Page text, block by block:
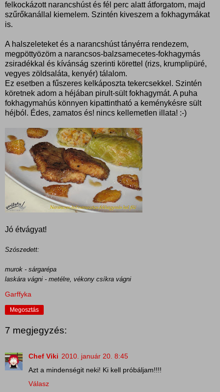
felkockázott narancshúst és fél perc alatt átforgatom, majd
szűrőkanállal kiemelem. Szintén kiveszem a fokhagymákat
is.
A halszeleteket és a narancshúst tányérra rendezem,
megpöttyözöm a narancsos-balzsamecetes-fokhagymás
zsiradékkal és kívánság szerinti körettel (rizs, krumplipüré,
vegyes zöldsaláta, kenyér) tálalom.
Ez esetben a fűszeres kelkáposzta tekercsekkel. Szintén
köretnek adom a héjában pirult-sült fokhagymát. A puha
fokhagymahús könnyen kipattintható a keménykésre sült
héjból. Édes, zamatos és! nincs kellemetlen illata! :-)
Jó étvágyat!
Szószedett:
murok - sárgarépa
laskára vágni - metélre, vékony csíkra vágni
Garffyka
Megosztás
7 megjegyzés:
Chef Viki 2010. január 20. 8:45
Azt a mindenségit neki! Ki kell próbáljam!!!!
Válasz